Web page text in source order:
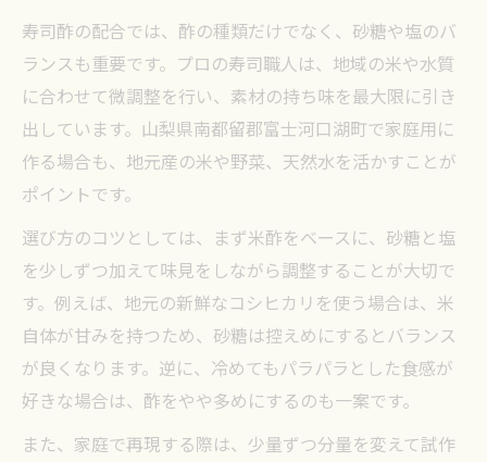
寿司酢の配合では、酢の種類だけでなく、砂糖や塩のバ
ランスも重要です。プロの寿司職人は、地域の米や水質
に合わせて微調整を行い、素材の持ち味を最大限に引き
出しています。山梨県南都留郡富士河口湖町で家庭用に
作る場合も、地元産の米や野菜、天然水を活かすことが
ポイントです。
選び方のコツとしては、まず米酢をベースに、砂糖と塩
を少しずつ加えて味見をしながら調整することが大切で
す。例えば、地元の新鮮なコシヒカリを使う場合は、米
自体が甘みを持つため、砂糖は控えめにするとバランス
が良くなります。逆に、冷めてもパラパラとした食感が
好きな場合は、酢をやや多めにするのも一案です。
また、家庭で再現する際は、少量ずつ分量を変えて試作